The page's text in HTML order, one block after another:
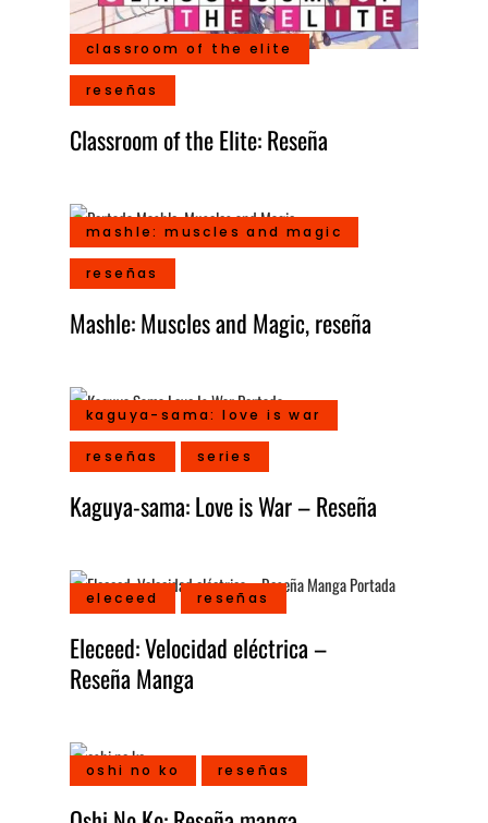
classroom of the elite
reseñas
Classroom of the Elite: Reseña
mashle: muscles and magic
reseñas
Mashle: Muscles and Magic, reseña
kaguya-sama: love is war
reseñas series
Kaguya-sama: Love is War – Reseña
eleceed reseñas
Eleceed: Velocidad eléctrica –
Reseña Manga
oshi no ko reseñas